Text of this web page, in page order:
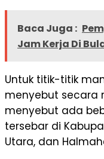
Baca Juga :
Jam Kerja Di
Untuk titik-titik
menyebut secara
menyebut ada
tersebar di
Utara, dan